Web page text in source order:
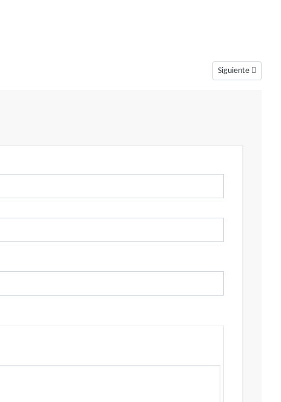
Artículo siguiente:
Siguiente